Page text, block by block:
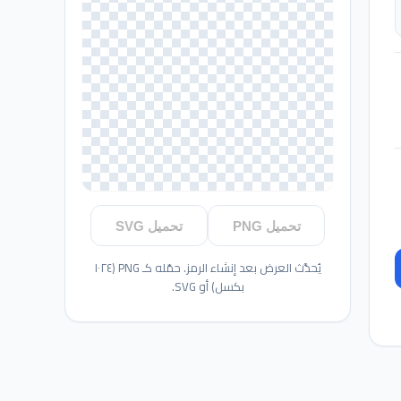
تحميل PNG تحميل SVG
يُحدَّث العرض بعد إنشاء الرمز. حمّله كـ PNG (١٠٢٤
بكسل) أو SVG.